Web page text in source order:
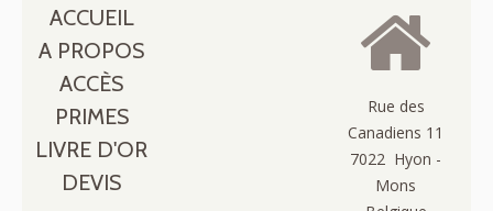
ACCUEIL
A PROPOS
ACCÈS
PRIMES
LIVRE D'OR
DEVIS
Rue des
Canadiens 11
7022 Hyon -
Mons